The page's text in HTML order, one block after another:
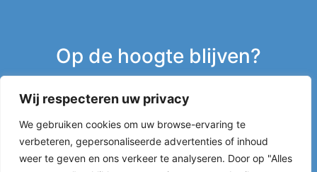
Wij respecteren uw privacy
We gebruiken cookies om uw browse-ervaring te
verbeteren, gepersonaliseerde advertenties of inhoud
weer te geven en ons verkeer te analyseren. Door op "Alles
Op de hoogte blijven?
Inschrijven nieuwsbrief